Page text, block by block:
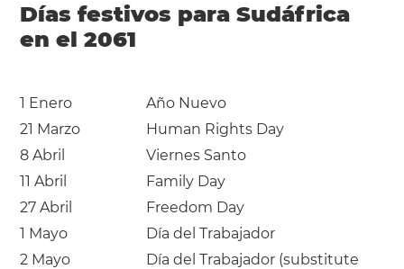
Días festivos para Sudáfrica
en el 2061
1 Enero
Año Nuevo
21 Marzo
Human Rights Day
8 Abril
Viernes Santo
11 Abril
Family Day
27 Abril
Freedom Day
1 Mayo
Día del Trabajador
2 Mayo
Día del Trabajador (substitute